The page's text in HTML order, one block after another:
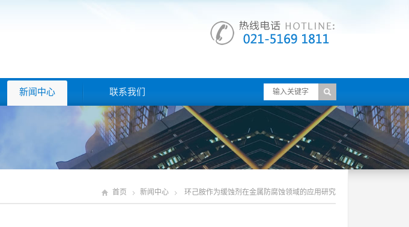
新闻中心 联系我们
首页 新闻中心 环己胺作为缓蚀剂在金属防腐蚀领域的应用研究